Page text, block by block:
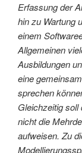
Erfassung der
hin zu Wartung
einem
Allgemeinen
Ausbildungen
eine
sprechen
Gleichzeitig
nicht die
aufweisen. Zu